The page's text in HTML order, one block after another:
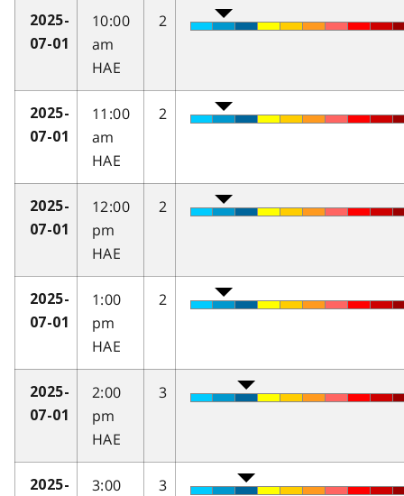
2025-
07-01
10:00
am
HAE
2
2025-
07-01
11:00
am
HAE
2
2025-
07-01
12:00
pm
HAE
2
2025-
07-01
1:00
pm
HAE
2
2025-
07-01
2:00
pm
HAE
3
2025-
3:00
3